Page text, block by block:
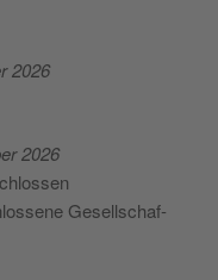
2026
2026
Gesell­schaf­